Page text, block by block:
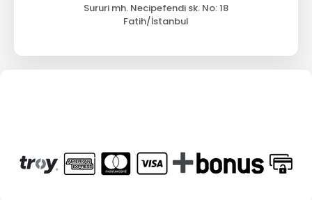
Sururi mh. Necipefendi sk. No: 18
Fatih/İstanbul